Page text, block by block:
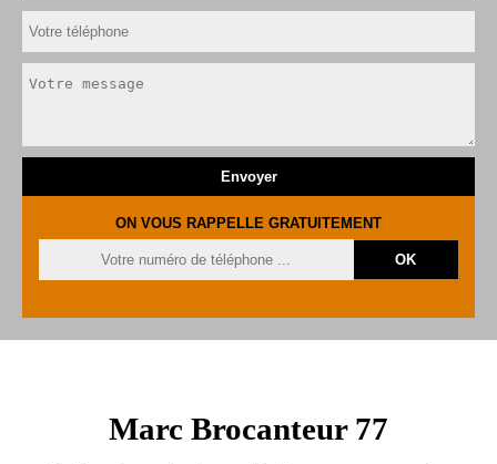
ON VOUS RAPPELLE GRATUITEMENT
Marc Brocanteur 77